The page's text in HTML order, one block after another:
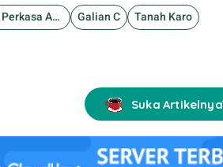
CV Karo Perkasa Abadi Galian C Tanah Karo
Suka